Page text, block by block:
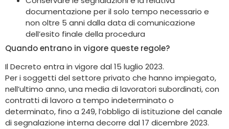
documentazione per il solo tempo necessario e
non oltre 5 anni dalla data di comunicazione
dell’esito finale della procedura
Quando entrano in vigore queste regole?
Il Decreto entra in vigore dal 15 luglio 2023.
Per i soggetti del settore privato che hanno impiegato,
nell’ultimo anno, una media di lavoratori subordinati, con
contratti di lavoro a tempo indeterminato o
determinato, fino a 249, l’obbligo di istituzione del canale
di segnalazione interna decorre dal 17 dicembre 2023.